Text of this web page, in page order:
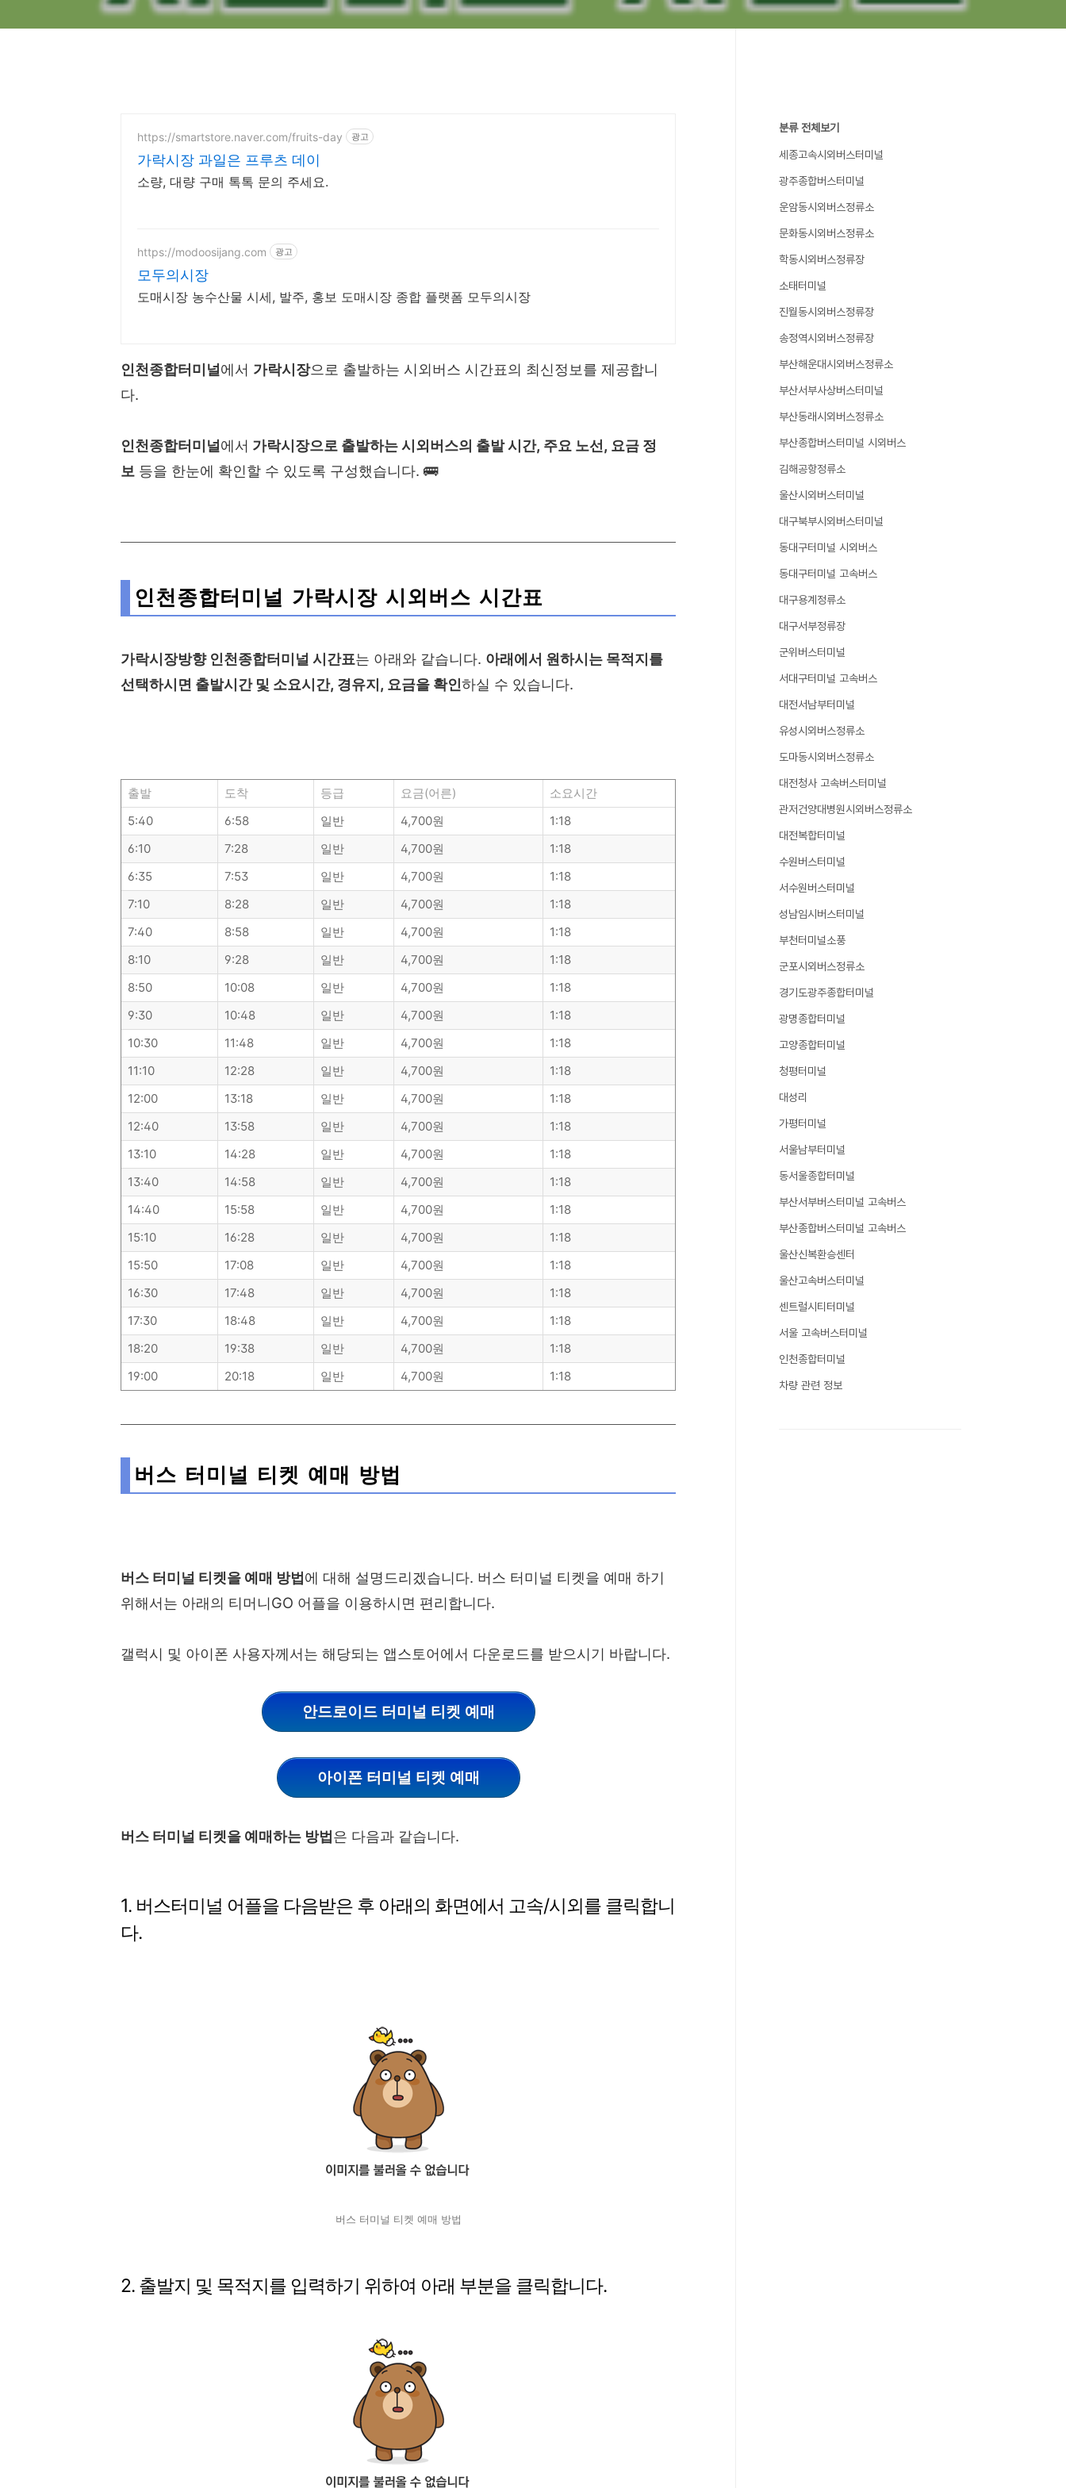
https://smartstore.naver.com/fruits-day 광고
가락시장 과일은 프루츠 데이
소량, 대량 구매 톡톡 문의 주세요.
https://modoosijang.com 광고
모두의시장
도매시장 농수산물 시세, 발주, 홍보 도매시장 종합 플랫폼 모두의시장
인천종합터미널에서 가락시장으로 출발하는 시외버스 시간표의 최신정보를 제공합니
다.
인천종합터미널에서 가락시장으로 출발하는 시외버스의 출발 시간, 주요 노선, 요금 정
보 등을 한눈에 확인할 수 있도록 구성했습니다. 🚌
인천종합터미널 가락시장 시외버스 시간표
가락시장방향 인천종합터미널 시간표는 아래와 같습니다. 아래에서 원하시는 목적지를
선택하시면 출발시간 및 소요시간, 경유지, 요금을 확인하실 수 있습니다.
출발 도착 등급 요금(어른)
소요시간
5:40
6:58 일반 4,700원
1:18
6:10
7:28 일반 4,700원
1:18
6:35
7:53 일반 4,700원
1:18
7:10
8:28 일반 4,700원
1:18
7:40
8:58 일반 4,700원
1:18
8:10
9:28 일반 4,700원
1:18
8:50
10:08 일반 4,700원
1:18
9:30
10:48 일반 4,700원
1:18
10:30
11:48 일반 4,700원
1:18
11:10
12:28 일반 4,700원
1:18
12:00
13:18 일반 4,700원
1:18
12:40
13:58 일반 4,700원
1:18
13:10
14:28 일반 4,700원
1:18
13:40
14:58 일반 4,700원
1:18
14:40
15:58 일반 4,700원
1:18
15:10
16:28 일반 4,700원
1:18
15:50
17:08 일반 4,700원
1:18
16:30
17:48 일반 4,700원
1:18
17:30
18:48 일반 4,700원
1:18
18:20
19:38 일반 4,700원
1:18
19:00
20:18 일반 4,700원 1:18
버스 터미널 티켓 예매 방법
버스 터미널 티켓을 예매 방법에 대해 설명드리겠습니다. 버스 터미널 티켓을 예매 하기
위해서는 아래의 티머니GO 어플을 이용하시면 편리합니다.
갤럭시 및 아이폰 사용자께서는 해당되는 앱스토어에서 다운로드를 받으시기 바랍니다.
안드로이드 터미널 티켓 예매
아이폰 터미널 티켓 예매
버스 터미널 티켓을 예매하는 방법은 다음과 같습니다.
1. 버스터미널 어플을 다음받은 후 아래의 화면에서 고속/시외를 클릭합니
다.
버스 터미널 티켓 예매 방법
2. 출발지 및 목적지를 입력하기 위하여 아래 부분을 클릭합니다.
분류 전체보기
세종고속시외버스터미널
광주종합버스터미널
운암동시외버스정류소
문화동시외버스정류소
학동시외버스정류장
소태터미널
진월동시외버스정류장
송정역시외버스정류장
부산해운대시외버스정류소
부산서부사상버스터미널
부산동래시외버스정류소
부산종합버스터미널 시외버스
김해공항정류소
울산시외버스터미널
대구북부시외버스터미널
동대구터미널 시외버스
동대구터미널 고속버스
대구용계정류소
대구서부정류장
군위버스터미널
서대구터미널 고속버스
대전서남부터미널
유성시외버스정류소
도마동시외버스정류소
대전청사 고속버스터미널
관저건양대병원시외버스정류소
대전복합터미널
수원버스터미널
서수원버스터미널
성남임시버스터미널
부천터미널소풍
군포시외버스정류소
경기도광주종합터미널
광명종합터미널
고양종합터미널
청평터미널
대성리
가평터미널
서울남부터미널
동서울종합터미널
부산서부버스터미널 고속버스
부산종합버스터미널 고속버스
울산신복환승센터
울산고속버스터미널
센트럴시티터미널
서울 고속버스터미널
인천종합터미널
차량 관련 정보